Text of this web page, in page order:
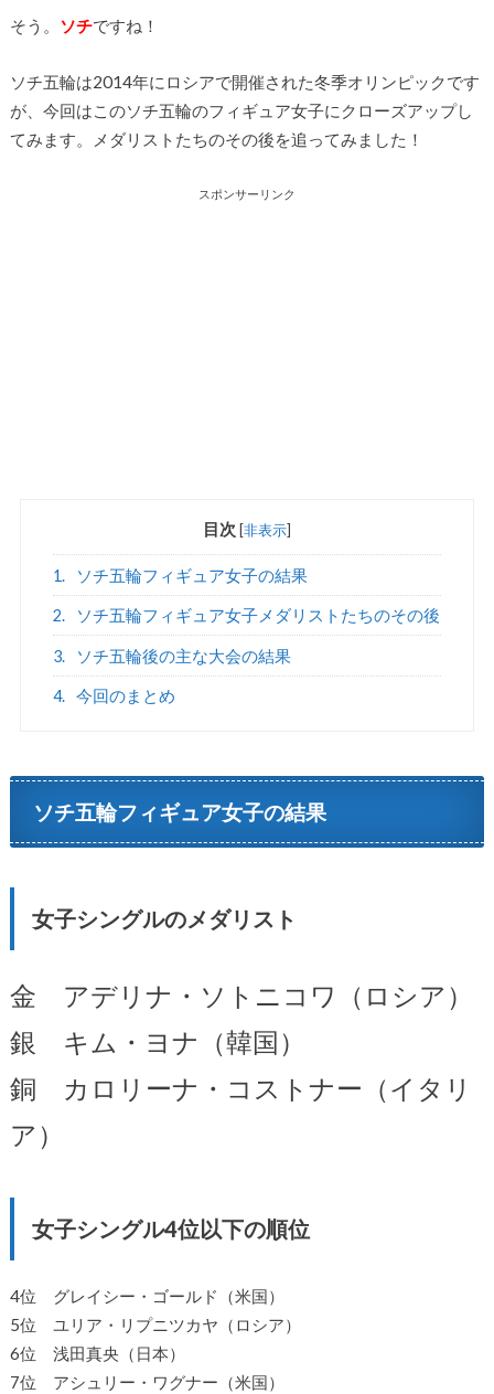
そう。 ソチですね！
ソチ五輪は2014年にロシアで開催された冬季オリンピックです
が、今回はこのソチ五輪のフィギュア女子にクローズアップし
てみます。メダリストたちのその後を追ってみました！
スポンサーリンク
目次 [非表示]
1. ソチ五輪フィギュア女子の結果
2. ソチ五輪フィギュア女子メダリストたちのその後
3. ソチ五輪後の主な大会の結果
4. 今回のまとめ
ソチ五輪フィギュア女子の結果
女子シングルのメダリスト
金 アデリナ・ソトニコワ（ロシア）
銀 キム・ヨナ（韓国）
銅 カロリーナ・コストナー（イタリ
ア）
女子シングル4位以下の順位
4位 グレイシー・ゴールド（米国）
5位 ユリア・リプニツカヤ（ロシア）
6位 浅田真央（日本）
7位 アシュリー・ワグナー（米国）